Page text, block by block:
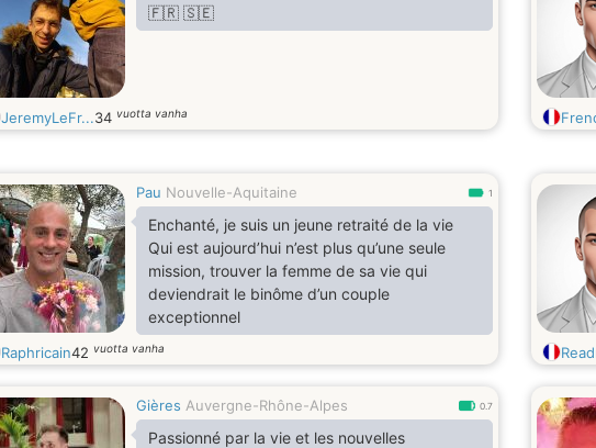
🇫🇷 🇸🇪
JeremyLeFr...34 vuotta vanha
Pau Nouvelle-Aquitaine 1
Enchanté, je suis un jeune retraité de la vie
Qui est aujourd’hui n’est plus qu’une seule
mission, trouver la femme de sa vie qui
deviendrait le binôme d’un couple
exceptionnel
Raphricain42 vuotta vanha
Gières Auvergne-Rhône-Alpes 0.7
Passionné par la vie et les nouvelles